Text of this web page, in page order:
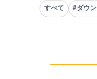
すべて #ダウン